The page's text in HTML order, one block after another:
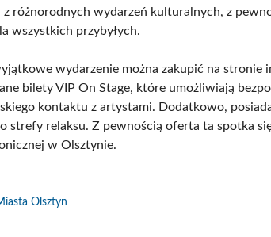
z różnorodnych wydarzeń kulturalnych, z
wszystkich przybyłych.
wydarzenie można zakupić na
bilety VIP On Stage, które umożliwiają
kontaktu z artystami. Dodatkowo,
strefy relaksu. Z pewnością oferta ta spotka
w Olsztynie.
Olsztyn